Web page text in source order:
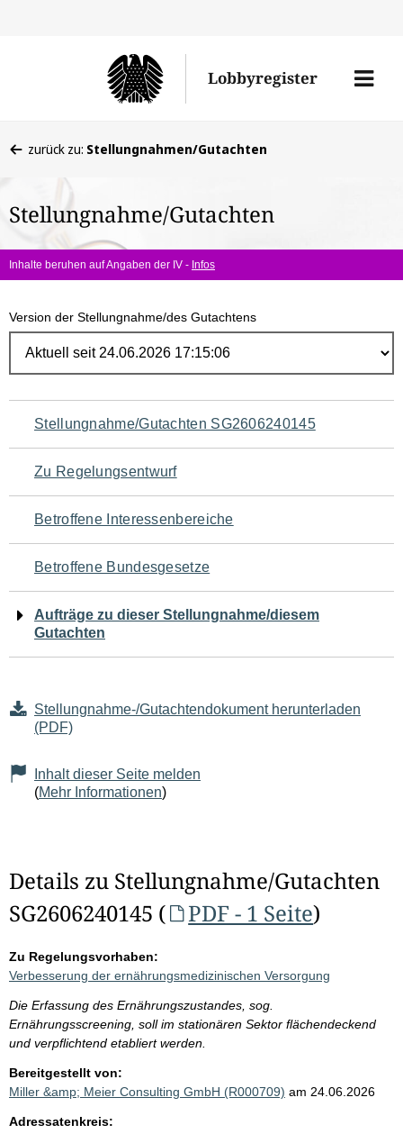
Lobbyregister
Menü
befinden
hier:
zurück zu: Stellungnahmen/Gutachten
Stellungnahme/Gutachten
Inhalte beruhen auf Angaben der IV - Infos
Version der Stellungnahme/des Gutachtens
Navigation
für
den
Seiteninhalt
Stellungnahme/Gutachten SG2606240145
Zu Regelungsentwurf
Betroffene Interessenbereiche
Betroffene Bundesgesetze
Aufträge zu dieser Stellungnahme/diesem
Gutachten
Stellungnahme-/Gutachtendokument herunterladen
(PDF)
Inhalt dieser Seite melden
(Mehr Informationen)
Details zu Stellungnahme/Gutachten
SG2606240145 (
PDF - 1 Seite)
Zu Regelungsvorhaben:
Verbesserung der ernährungsmedizinischen Versorgung
Die Erfassung des Ernährungszustandes, sog.
Ernährungsscreening, soll im stationären Sektor flächendeckend
und verpflichtend etabliert werden.
Bereitgestellt von:
Miller &amp; Meier Consulting GmbH (R000709) am 24.06.2026
Adressatenkreis: